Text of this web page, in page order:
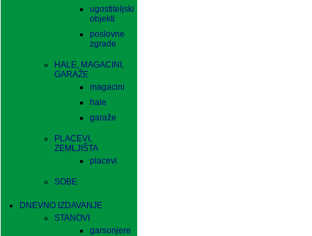
ugostiteljski
objekti
poslovne
zgrade
HALE, MAGACINI,
GARAŽE
magacini
hale
garaže
PLACEVI,
ZEMLJIŠTA
placevi
SOBE
DNEVNO IZDAVANJE
STANOVI
garsonjere